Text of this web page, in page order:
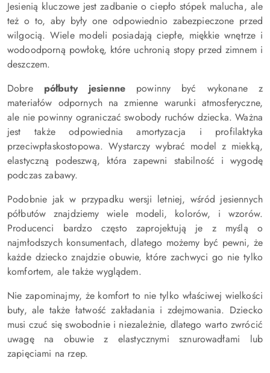
Jesienią kluczowe jest zadbanie o ciepło stópek malucha, ale
też o to, aby były one odpowiednio zabezpieczone przed
wilgocią. Wiele modeli posiadają ciepłe, miękkie wnętrze i
wodoodporną powłokę, które uchronią stopy przed zimnem i
deszczem.
Dobre półbuty jesienne powinny być wykonane z
materiałów odpornych na zmienne warunki atmosferyczne,
ale nie powinny ograniczać swobody ruchów dziecka. Ważna
jest także odpowiednia amortyzacja i profilaktyka
przeciwpłaskostopowa. Wystarczy wybrać model z miekką,
elastyczną podeszwą, która zapewni stabilność i wygodę
podczas zabawy.
Podobnie jak w przypadku wersji letniej, wśród jesiennych
półbutów znajdziemy wiele modeli, kolorów, i wzorów.
Producenci bardzo często zaprojektują je z myślą o
najmłodszych konsumentach, dlatego możemy być pewni, że
każde dziecko znajdzie obuwie, które zachwyci go nie tylko
komfortem, ale także wyglądem.
Nie zapominajmy, że komfort to nie tylko właściwej wielkości
buty, ale także łatwość zakładania i zdejmowania. Dziecko
musi czuć się swobodnie i niezależnie, dlatego warto zwrócić
uwagę na obuwie z elastycznymi sznurowadłami lub
zapięciami na rzep.